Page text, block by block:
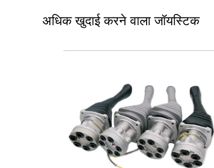
अधिक खुदाई करने वाला जॉयस्टिक